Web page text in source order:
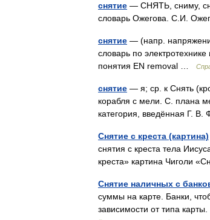
снятие — СНЯТЬ, сниму,
словарь Ожегова. С.И.
снятие — (напр.
словарь по
понятия EN removal …
снятие — я; ср. к Снять
корабля с мели. С. плана
категория, введённая Г.
Снятие с креста (картина)
снятия с креста тела
креста» картина Чиголи
Снятие наличных с
суммы на карте. Банки,
зависимости от типа